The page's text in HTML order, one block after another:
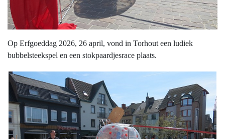
Op Erfgoeddag 2026, 26 april, vond in Torhout een ludiek
bubbelsteekspel en een stokpaardjesrace plaats.